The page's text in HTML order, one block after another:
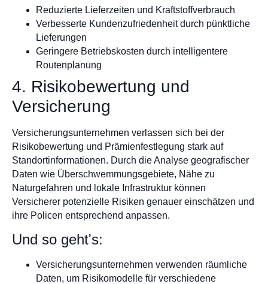
Reduzierte Lieferzeiten und Kraftstoffverbrauch
Verbesserte Kundenzufriedenheit durch pünktliche
Lieferungen
Geringere Betriebskosten durch intelligentere
Routenplanung
4. Risikobewertung und
Versicherung
Versicherungsunternehmen verlassen sich bei der
Risikobewertung und Prämienfestlegung stark auf
Standortinformationen. Durch die Analyse geografischer
Daten wie Überschwemmungsgebiete, Nähe zu
Naturgefahren und lokale Infrastruktur können
Versicherer potenzielle Risiken genauer einschätzen und
ihre Policen entsprechend anpassen.
Und so geht's:
Versicherungsunternehmen verwenden räumliche
Daten, um Risikomodelle für verschiedene